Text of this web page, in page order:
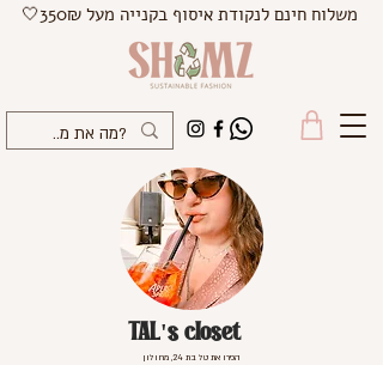
משלוח חינם לנקודת איסוף בקנייה מעל 350₪🤍
TAL's closet
הכירו את טל בת 24, מחולון